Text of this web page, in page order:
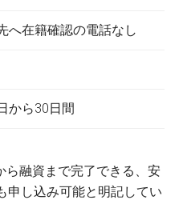
へ在籍確認の電話なし
から30日間
ら融資まで完了できる、安
申し込み可能と明記してい